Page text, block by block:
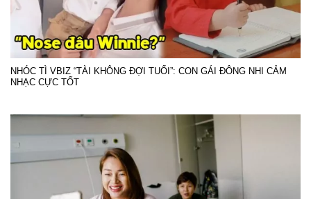
NHÓC TÌ VBIZ “TÀI KHÔNG ĐỢI TUỔI”: CON GÁI ĐÔNG NHI CẢM
NHẠC CỰC TỐT